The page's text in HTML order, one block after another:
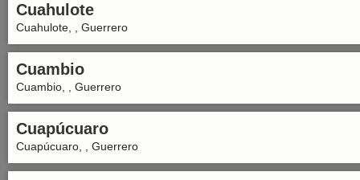
Cuahulote
Cuahulote, , Guerrero
Cuambio
Cuambio, , Guerrero
Cuapúcuaro
Cuapúcuaro, , Guerrero